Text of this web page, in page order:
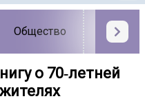
Общество Власть
о 70‑летней